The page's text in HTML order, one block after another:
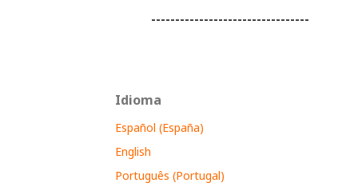
---------------------------------
Idioma
Español (España)
English
Português (Portugal)